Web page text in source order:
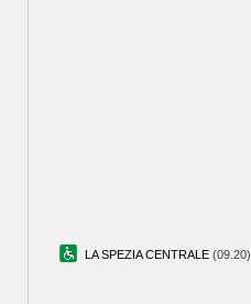
LA SPEZIA CENTRALE (09.20)